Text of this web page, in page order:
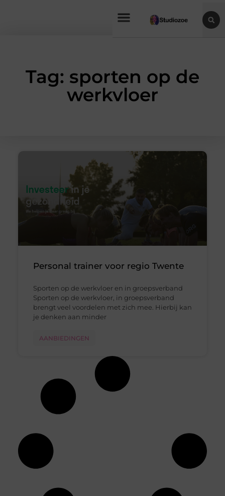
Tag: sporten op de
werkvloer
Personal trainer voor regio Twente
Sporten op de werkvloer en in groepsverband
Sporten op de werkvloer, in groepsverband
brengt veel voordelen met zich mee. Hierbij kan
je denken aan minder
AANBIEDINGEN